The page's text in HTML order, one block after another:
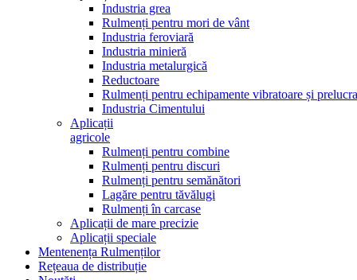
Industria grea
Rulmenți pentru mori de vânt
Industria feroviară
Industria minieră
Industria metalurgică
Reductoare
Rulmenți pentru echipamente vibratoare și
Industria Cimentului
Aplicații
agricole
Rulmenți pentru combine
Rulmenți pentru discuri
Rulmenți pentru semănători
Lagăre pentru tăvălugi
Rulmenți în carcase
Aplicații de mare precizie
Aplicații speciale
Mentenența Rulmenților
Rețeaua de distribuție